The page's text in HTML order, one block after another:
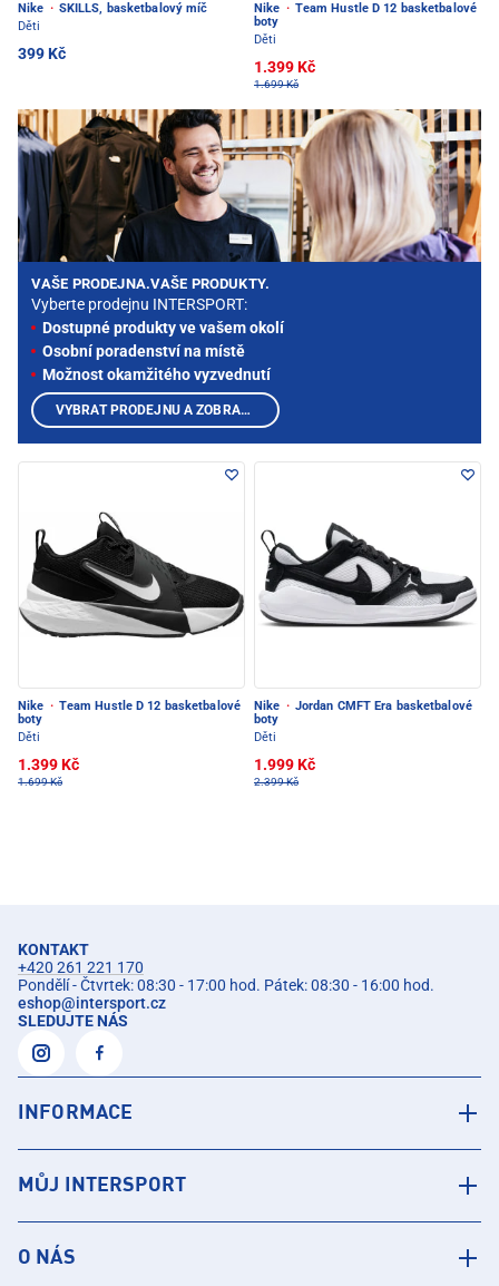
Nike · SKILLS, basketbalový míč
Děti
399 Kč
Nike · Team Hustle D 12 basketbalové
boty
Děti
1.399 Kč
1.699 Kč
Nike · Team Hustle D 12 basketbalové
boty
Děti
1.399 Kč
1.699 Kč
Nike · Jordan CMFT Era basketbalové
boty
Děti
1.999 Kč
2.399 Kč
VAŠE PRODEJNA.VAŠE PRODUKTY.
Vyberte prodejnu INTERSPORT:
Dostupné produkty ve vašem okolí
Osobní poradenství na místě
Možnost okamžitého vyzvednutí
VYBRAT PRODEJNU A ZOBRAZIT PRODUKTY
KONTAKT
+420 261 221 170
Pondělí - Čtvrtek: 08:30 - 17:00 hod. Pátek: 08:30 - 16:00 hod.
eshop@intersport.cz
SLEDUJTE NÁS
INFORMACE
MŮJ INTERSPORT
O NÁS